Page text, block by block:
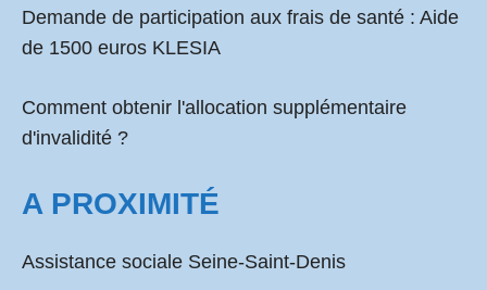
Demande de participation aux frais de santé : Aide
de 1500 euros KLESIA
Comment obtenir l'allocation supplémentaire
d'invalidité ?
A PROXIMITÉ
Assistance sociale Seine-Saint-Denis